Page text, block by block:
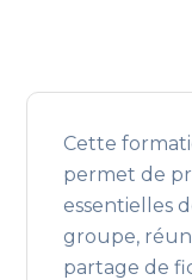
Cette
permet de
essentielles
groupe,
partage de